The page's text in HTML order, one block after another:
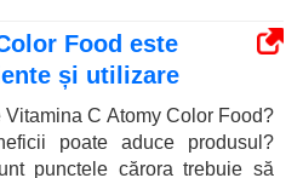
Food este
și utilizare
Vitamina C Atomy Color Food?
poate aduce produsul?
punctele cărora trebuie să